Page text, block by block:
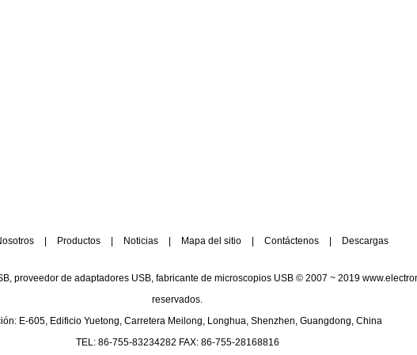
Productos Noticias Mapa del sitio Contáctenos Descargas
proveedor de adaptadores USB, fabricante de microscopios USB © 2007 ~ 2019
reservados.
E-605, Edificio Yuetong, Carretera Meilong, Longhua, Shenzhen, Guangdong, China
TEL: 86-755-83234282 FAX: 86-755-28168816